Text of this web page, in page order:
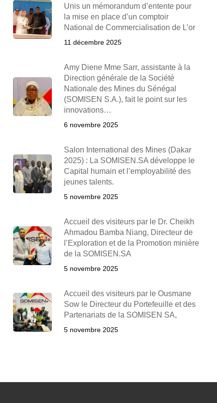
Unis un mémorandum d’entente pour
la mise en place d’un comptoir
National de Commercialisation de L’or
11 décembre 2025
Amy Diene Mme Sarr, assistante à la
Direction générale de la Société
Nationale des Mines du Sénégal
(SOMISEN S.A.), fait le point sur les
innovations…
6 novembre 2025
Salon International des Mines (Dakar
2025) : La SOMISEN.SA développe le
Capital humain et l’employabilité des
jeunes talents.
5 novembre 2025
Accueil des visiteurs par le Dr. Cheikh
Ahmadou Bamba Niang, Directeur de
l’Exploration et de la Promotion minière
de la SOMISEN.SA
5 novembre 2025
Accueil des visiteurs par le Ousmane
Sow le Directeur du Portefeuille et des
Partenariats de la SOMISEN SA,
5 novembre 2025